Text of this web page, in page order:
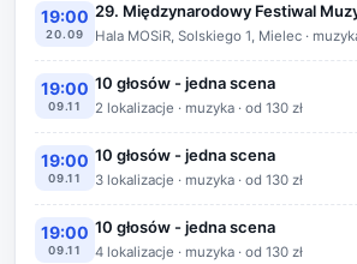
19:00
20.09
29. Międzynarodowy Festiwal
Hala MOSiR, Solskiego 1, Mielec ·
19:00
09.11
10 głosów - jedna scena
2 lokalizacje · muzyka · od 130 zł
19:00
09.11
10 głosów - jedna scena
3 lokalizacje · muzyka · od 130 zł
19:00
09.11
10 głosów - jedna scena
4 lokalizacje · muzyka · od 130 zł